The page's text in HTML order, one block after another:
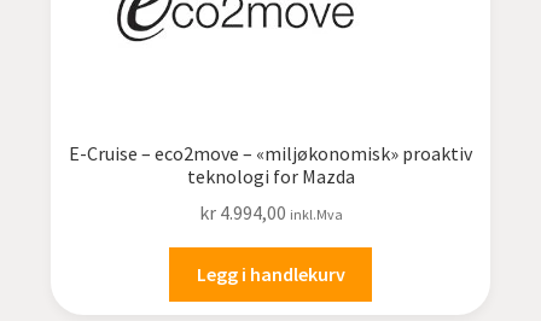
E-Cruise – eco2move – «miljøkonomisk» proaktiv
teknologi for Mazda
kr4.994,00 inkl.Mva
Legg i handlekurv